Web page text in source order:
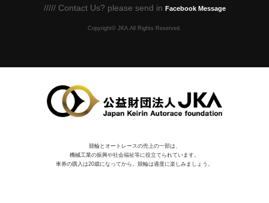
///// Contact Us? please send in Facebook Message
Copyright© JKA.All Rights Reserved.
競輪とオートレースの売上の一部は、
機械⼯業の振興や社会福祉等に役⽴てられています。
車券の購入は20歳になってから。競輪は適度に楽しみましょう。